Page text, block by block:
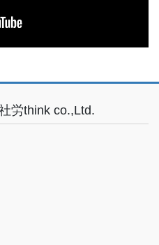
労think co.,Ltd.